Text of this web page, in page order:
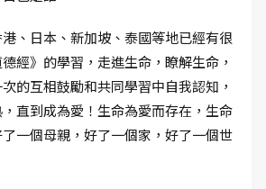
、日本、新加坡、泰國等地已經有很
經》的學習，走進生命，瞭解生命，
的互相鼓勵和共同學習中自我認知，
直到成為愛！生命為愛而存在，生命
一個母親，好了一個家，好了一個世